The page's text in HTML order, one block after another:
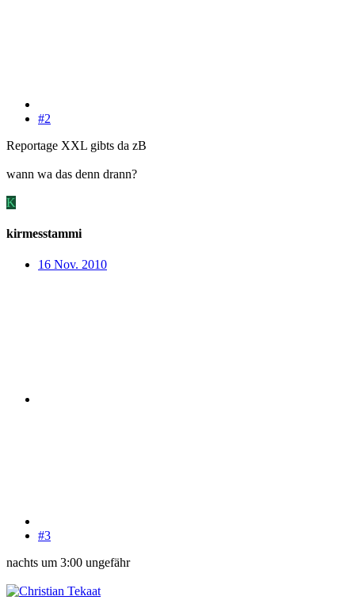
#2
Reportage XXL gibts da zB
wann wa das denn drann?
K
kirmesstammi
16 Nov. 2010
#3
nachts um 3:00 ungefähr